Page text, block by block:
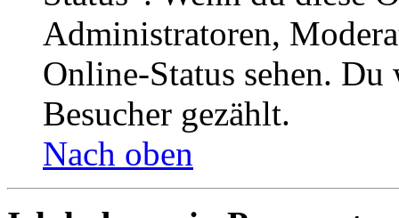
Administratoren,
Online-Status sehen.
Besucher gezählt.
Nach oben